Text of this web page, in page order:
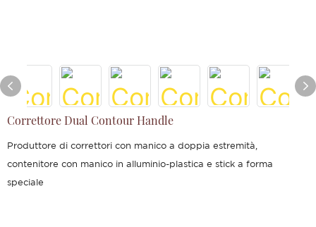
Correttore Dual Contour Handle
Produttore di correttori con manico a doppia estremità,
contenitore con manico in alluminio-plastica e stick a forma
speciale